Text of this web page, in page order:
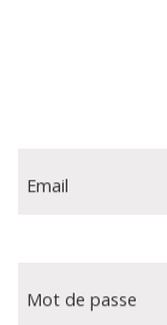
Email
Mot de passe